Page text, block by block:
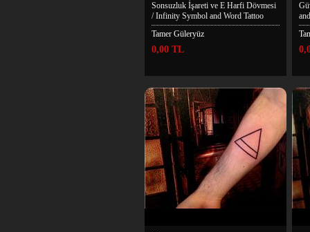
Sonsuzluk İşareti ve E Harfi Dövmesi
/ Infinity Symbol and Word Tattoo
Tamer Güleryüz
0,00 TL